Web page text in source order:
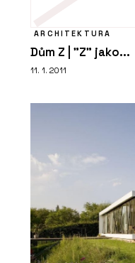
ARCHITEKTURA
Dům Z | "Z" jako...
11. 1. 2011